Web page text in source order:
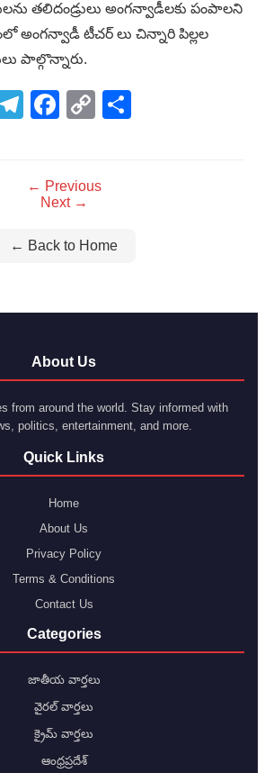
తలిదండ్రులు అంగన్వాడీలకు పంపాలని
అంగన్వాడీ టీచర్ లు చిన్నారి పిల్లల
పాల్గొన్నారు.
X Telegram
Facebook
Copy
← Previous
Next →
← Back to Home
About Us
from around the world. Stay informed with
politics, entertainment, and more.
Quick Links
Home
About Us
Privacy Policy
Terms & Conditions
Contact Us
Categories
జాతీయ వార్తలు
వైరల్ వార్తలు
క్రైమ్ వార్తలు
ఆంధ్రప్రదేశ్